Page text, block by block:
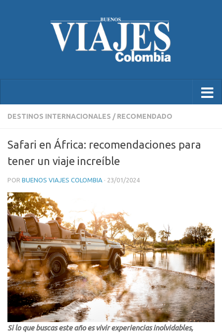
DESTINOS INTERNACIONALES / RECOMENDADO
Safari en África: recomendaciones para
tener un viaje increíble
POR BUENOS VIAJES COLOMBIA · 23/01/2024
Si lo que buscas este año es vivir experiencias inolvidables,